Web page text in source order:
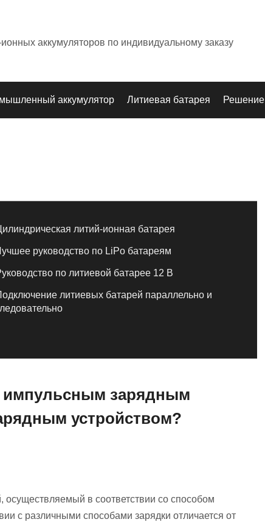
аккумуляторов по индивидуальному заказу
аккумулятор Литиевая батарея Решение
литий-ионная батарея
руководство по LiPo батареям
по литиевой батарее 12 В
литиевых батарей параллельно и
импульсным зарядным
устройством?
осуществляемый в соответствии со способом
с различными способами зарядки отличается от